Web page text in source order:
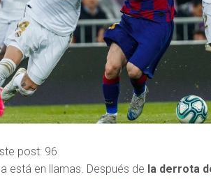
post: 96
está en llamas. Después de la derrota